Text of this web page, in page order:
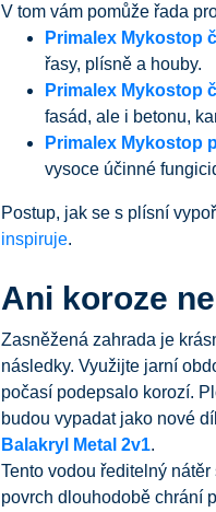
V tom vám pomůže řada
Primalex Mykostop
řasy, plísně a houby.
Primalex Mykostop
fasád, ale i betonu,
Primalex Mykostop
vysoce účinné
Postup, jak se s plísní
inspiruje.
Ani koroze
Zasněžená zahrada je
následky. Využijte jarní
počasí podepsalo korozí.
budou vypadat jako nové
Balakryl Metal 2v1.
Tento vodou ředitelný
povrch dlouhodobě chrání